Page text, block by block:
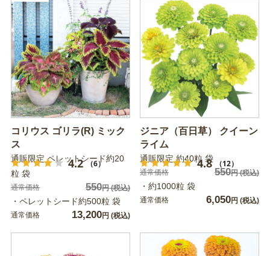
コリウス ゴリラ(R) ミック
ス
4.2 （6）
通販限定 ペレットシード約20
粒 袋
通常価格 550円(税込)
・ペレットシード約500粒 袋
通常価格 13,200円 (税込)
ジニア（百日草） クイーン
ライム
4.8 （12）
通販限定 約40粒 袋
通常価格 550円(税込)
・約1000粒 袋
通常価格 6,050円 (税込)